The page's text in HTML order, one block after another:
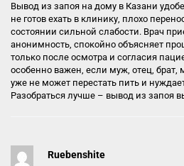
Вывод из запоя на дому в Казани
не готов ехать в клинику, плохо
состоянии сильной слабости. Врач
анонимность, спокойно объясняет
только после осмотра и согласия
особенно важен, если муж, отец, брат,
уже не может перестать пить и
Разобраться лучше – вывод из запоя
Ruebenshite